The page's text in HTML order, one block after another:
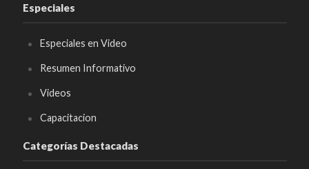
Especiales
Especiales en Video
Resumen Informativo
Videos
Capacitacion
Categorías Destacadas